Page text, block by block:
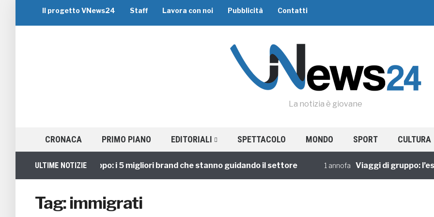
Il progetto VNews24 Staff Lavora con noi Pubblicità Contatti
La notizia è giovane
CRONACA PRIMO PIANO EDITORIALI SPETTACOLO MONDO SPORT CULTURA
ULTIME NOTIZIE
Viaggi di Gruppo: i 5 migliori brand che stanno guidando il settore 1 annofa Viaggi di gruppo:
Tag:immigrati